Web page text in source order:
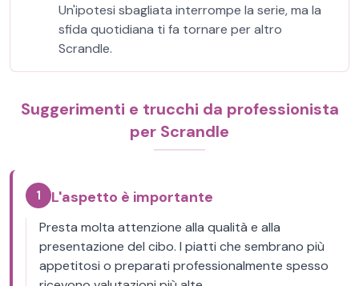
Un'ipotesi sbagliata interrompe la serie, ma la
sfida quotidiana ti fa tornare per altro
Scrandle.
Suggerimenti e trucchi da professionista
per Scrandle
1 L'aspetto è importante
Presta molta attenzione alla qualità e alla
presentazione del cibo. I piatti che sembrano più
appetitosi o preparati professionalmente spesso